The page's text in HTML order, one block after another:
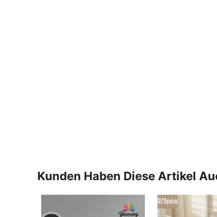
Kunden Haben Diese Artikel